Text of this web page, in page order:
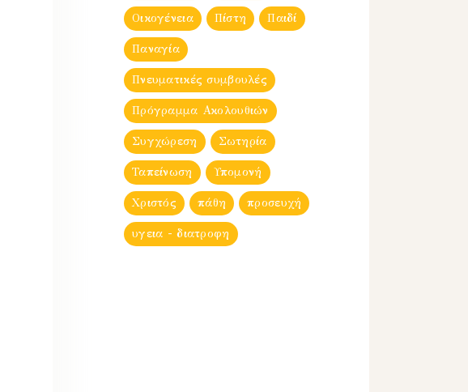
Οικογένεια Πίστη Παιδί
Παναγία
Πνευματικές συμβουλές
Πρόγραμμα Ακολουθιών
Συγχώρεση Σωτηρία
Ταπείνωση Υπομονή
Χριστός πάθη προσευχή
υγεια - διατροφη